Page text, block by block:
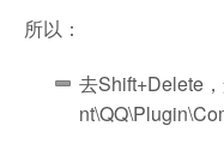
所以：
去Shift+Delete